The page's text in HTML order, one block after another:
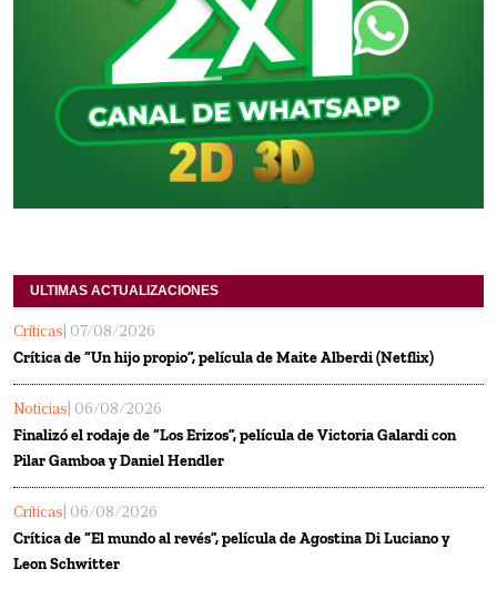
ULTIMAS ACTUALIZACIONES
Críticas | 07/08/2026
Crítica de “Un hijo propio”, película de Maite Alberdi (Netflix)
Noticias | 06/08/2026
Finalizó el rodaje de “Los Erizos”, película de Victoria Galardi con
Pilar Gamboa y Daniel Hendler
Críticas | 06/08/2026
Crítica de “El mundo al revés”, película de Agostina Di Luciano y
Leon Schwitter